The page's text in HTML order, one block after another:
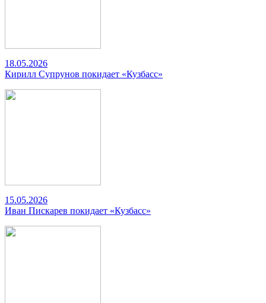
18.05.2026
Кирилл Супрунов покидает «Кузбасс»
15.05.2026
Иван Пискарев покидает «Кузбасс»